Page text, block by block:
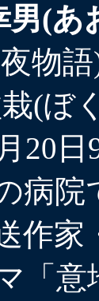
(あ
物
(ぼ
20
病院
作家
「